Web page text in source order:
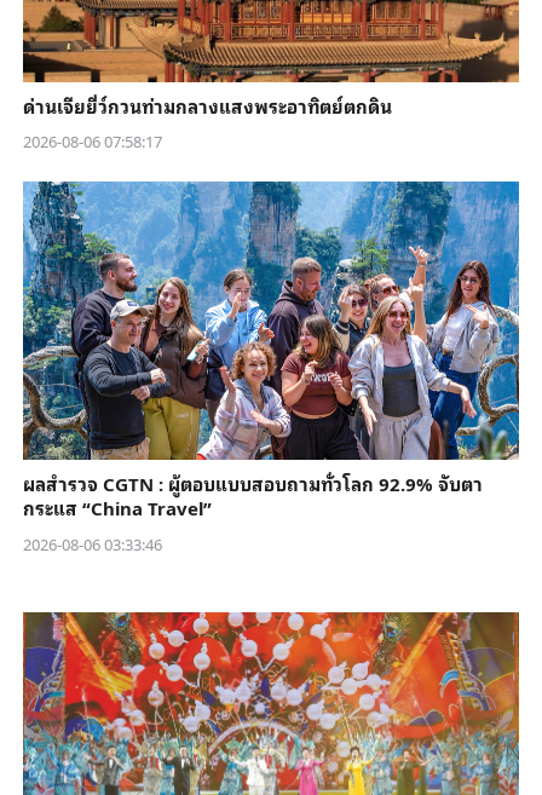
ด่านเจียยี่ว์กวนท่ามกลางแสงพระอาทิตย์ตกดิน
2026-08-06 07:58:17
ผลสำรวจ CGTN : ผู้ตอบแบบสอบถามทั่วโลก 92.9% จับตา
กระแส “China Travel”
2026-08-06 03:33:46